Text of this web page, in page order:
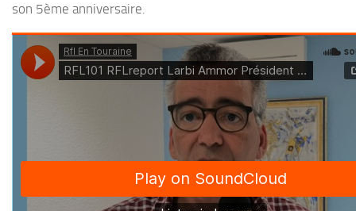
son 5ème anniversaire.